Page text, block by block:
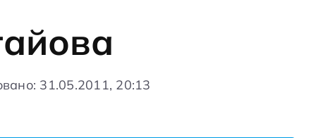
31.05.2011, 20:13